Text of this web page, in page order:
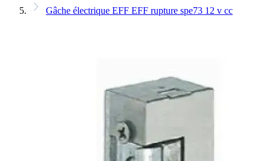
Gâche électrique EFF EFF rupture spe73 12 v cc